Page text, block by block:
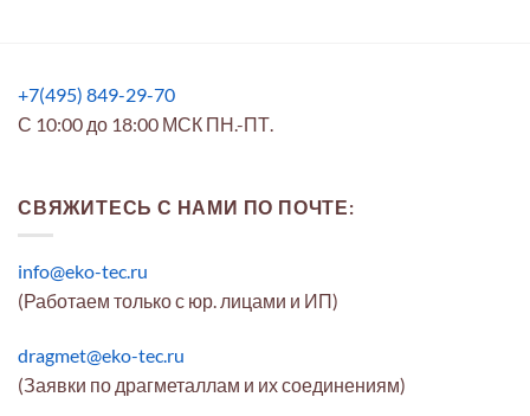
+7(495) 849-29-70
С 10:00 до 18:00 МСК ПН.-ПТ.
СВЯЖИТЕСЬ С НАМИ ПО ПОЧТЕ:
info@eko-tec.ru
(Работаем только с юр. лицами и ИП)
dragmet@eko-tec.ru
(Заявки по драгметаллам и их соединениям)